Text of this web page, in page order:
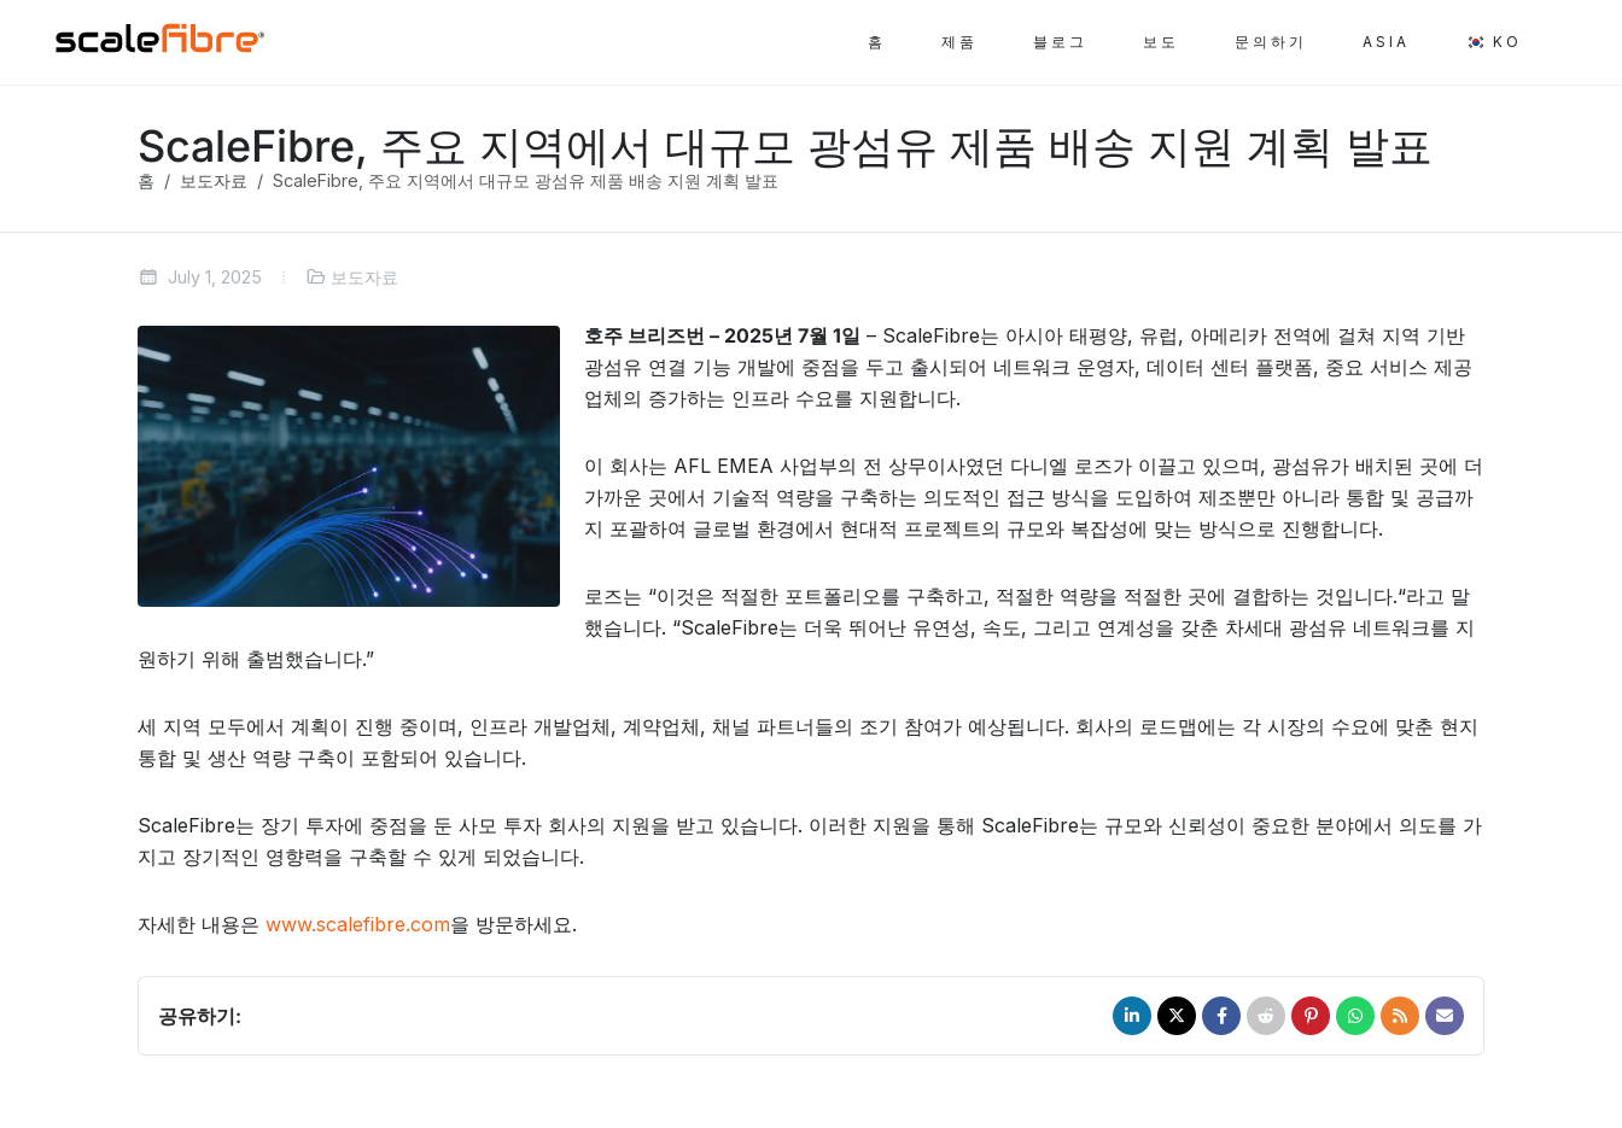
홈 제품 블로그 보도 문의하기 ASIA KO
ScaleFibre, 주요 지역에서 대규모 광섬유 제품 배송 지원 계획 발표
홈 보도자료 ScaleFibre, 주요 지역에서 대규모 광섬유 제품 배송 지원 계획 발표
July 1, 2025 보도자료
호주 브리즈번 – 2025년 7월 1일 – ScaleFibre는 아시아 태평양, 유럽, 아메리카 전역에 걸쳐 지역 기반
광섬유 연결 기능 개발에 중점을 두고 출시되어 네트워크 운영자, 데이터 센터 플랫폼, 중요 서비스 제공
업체의 증가하는 인프라 수요를 지원합니다.
이 회사는 AFL EMEA 사업부의 전 상무이사였던 다니엘 로즈가 이끌고 있으며, 광섬유가 배치된 곳에 더
가까운 곳에서 기술적 역량을 구축하는 의도적인 접근 방식을 도입하여 제조뿐만 아니라 통합 및 공급까
지 포괄하여 글로벌 환경에서 현대적 프로젝트의 규모와 복잡성에 맞는 방식으로 진행합니다.
로즈는 “이것은 적절한 포트폴리오를 구축하고, 적절한 역량을 적절한 곳에 결합하는 것입니다.“라고 말
했습니다. “ScaleFibre는 더욱 뛰어난 유연성, 속도, 그리고 연계성을 갖춘 차세대 광섬유 네트워크를 지
원하기 위해 출범했습니다.”
세 지역 모두에서 계획이 진행 중이며, 인프라 개발업체, 계약업체, 채널 파트너들의 조기 참여가 예상됩니다. 회사의 로드맵에는 각 시장의 수요에 맞춘 현지
통합 및 생산 역량 구축이 포함되어 있습니다.
ScaleFibre는 장기 투자에 중점을 둔 사모 투자 회사의 지원을 받고 있습니다. 이러한 지원을 통해 ScaleFibre는 규모와 신뢰성이 중요한 분야에서 의도를 가
지고 장기적인 영향력을 구축할 수 있게 되었습니다.
자세한 내용은 www.scalefibre.com을 방문하세요.
공유하기: